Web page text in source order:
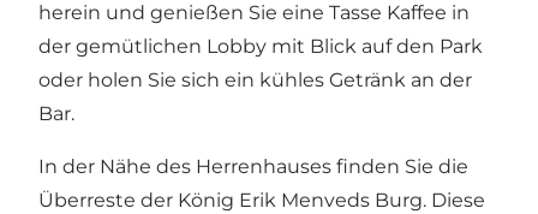
herein und genießen Sie eine Tasse Kaffee in
der gemütlichen Lobby mit Blick auf den Park
oder holen Sie sich ein kühles Getränk an der
Bar.
In der Nähe des Herrenhauses finden Sie die
Überreste der König Erik Menveds Burg. Diese